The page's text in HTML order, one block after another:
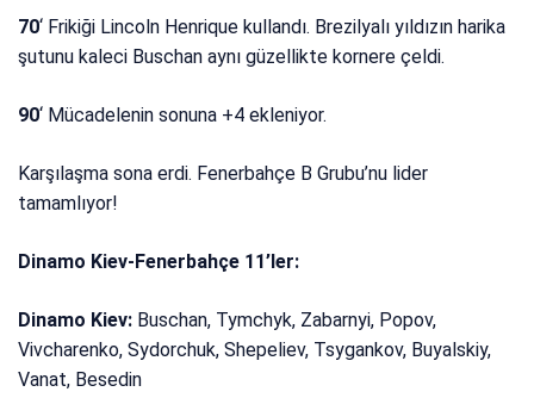
70‘ Frikiği Lincoln Henrique kullandı. Brezilyalı yıldızın harika
şutunu kaleci Buschan aynı güzellikte kornere çeldi.
90‘ Mücadelenin sonuna +4 ekleniyor.
Karşılaşma sona erdi. Fenerbahçe B Grubu’nu lider
tamamlıyor!
Dinamo Kiev-Fenerbahçe 11’ler:
Dinamo Kiev: Buschan, Tymchyk, Zabarnyi, Popov,
Vivcharenko, Sydorchuk, Shepeliev, Tsygankov, Buyalskiy,
Vanat, Besedin